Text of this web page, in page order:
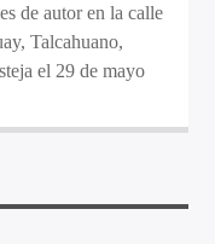
de autor en la calle
Talcahuano,
el 29 de mayo